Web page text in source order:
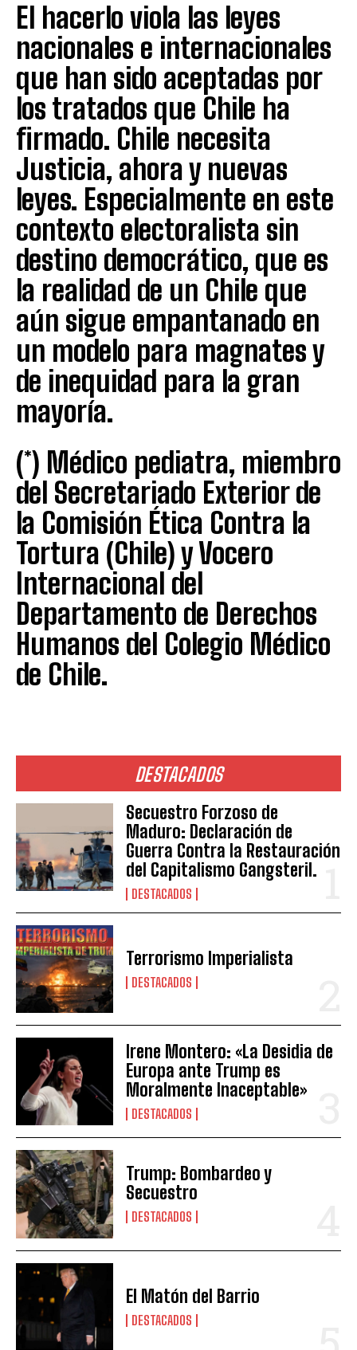
DESTACADOS
Secuestro Forzoso de
Maduro: Declaración de
Guerra Contra la Restauración
del Capitalismo Gangsteril.
DESTACADOS
Terrorismo Imperialista
DESTACADOS
Irene Montero: «La Desidia de
Europa ante Trump es
Moralmente Inaceptable»
DESTACADOS
Trump: Bombardeo y
Secuestro
DESTACADOS
El Matón del Barrio
DESTACADOS
El hacerlo viola las leyes
nacionales e internacionales
que han sido aceptadas por
los tratados que Chile ha
firmado. Chile necesita
Justicia, ahora y nuevas
leyes. Especialmente en este
contexto electoralista sin
destino democrático, que es
la realidad de un Chile que
aún sigue empantanado en
un modelo para magnates y
de inequidad para la gran
mayoría.
(*) Médico pediatra, miembro
del Secretariado Exterior de
la Comisión Ética Contra la
Tortura (Chile) y Vocero
Internacional del
Departamento de Derechos
Humanos del Colegio Médico
de Chile.